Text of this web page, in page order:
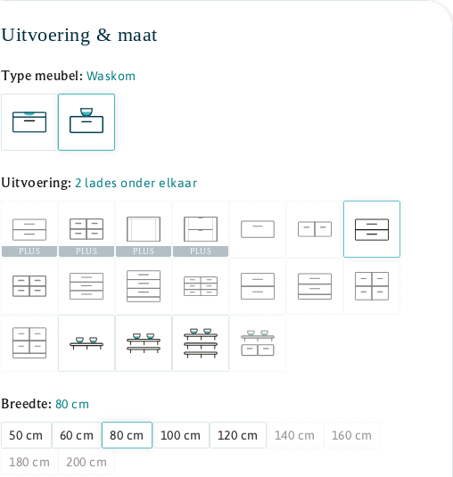
Uitvoering & maat
Type meubel: Waskom
Uitvoering: 2 lades onder elkaar
PLUS PLUS PLUS PLUS
Breedte: 80 cm
50 cm 60 cm 80 cm 100 cm 120 cm 140 cm
160 cm
180 cm
200 cm